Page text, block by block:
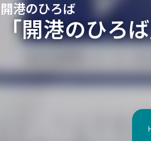
「開港のひろ
開港のひろば